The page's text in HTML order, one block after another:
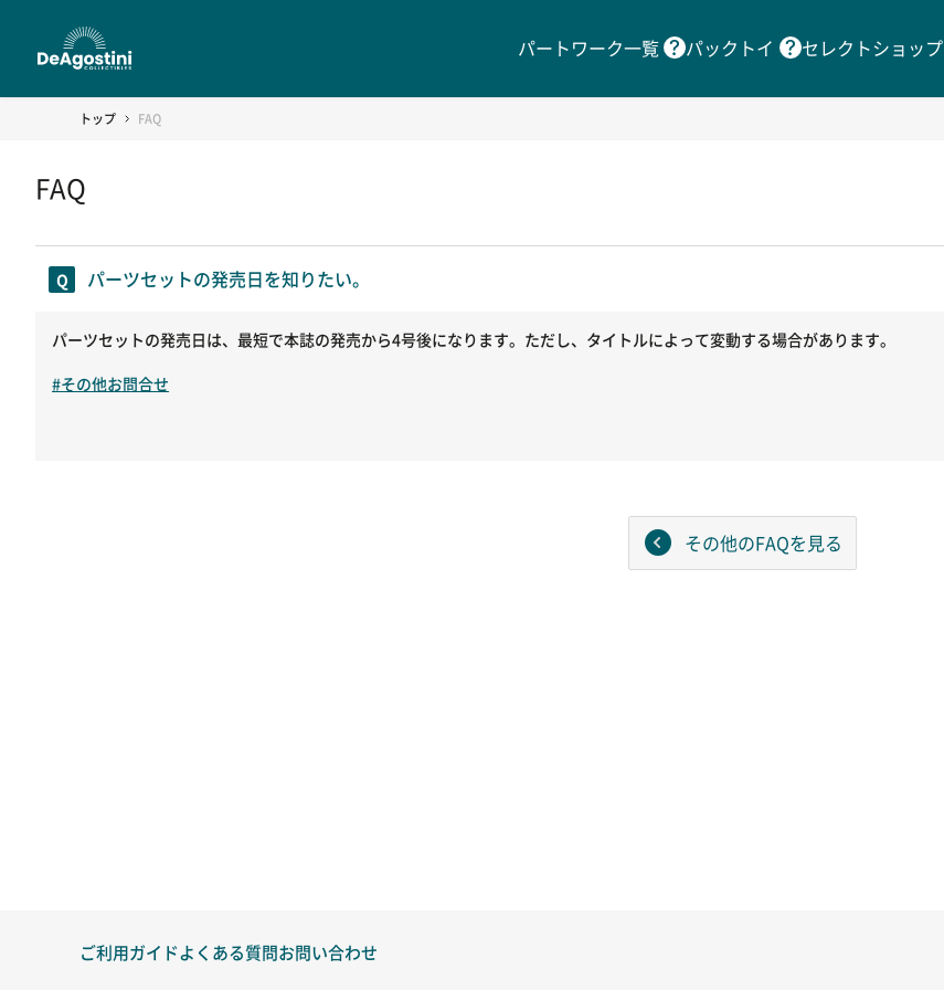
パートワーク一覧 パックトイ セレクトショップ
トップ FAQ
FAQ
パーツセットの発売日を知りたい。
パーツセットの発売日は、最短で本誌の発売から4号後になります。ただし、タイトルによって変動する場合があります。
#その他お問合せ
その他のFAQを見る
ご利用ガイドよくある質問お問い合わせ